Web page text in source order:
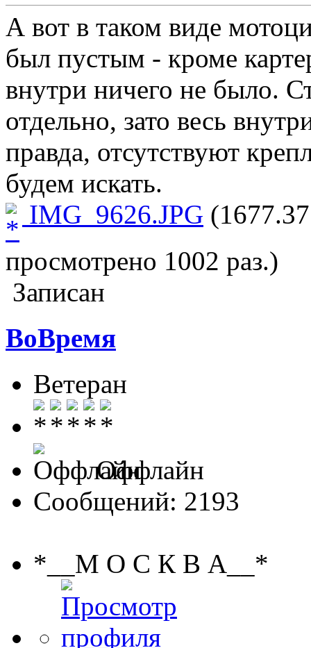
А вот в таком виде
был пустым - кроме
внутри ничего не было.
отдельно, зато весь
правда, отсутствуют
будем искать.
IMG_9626.JPG
просмотрено 1002 раз.)
Записан
ВоВремя
Ветеран
Оффлайн
Сообщений: 2193
*__М О С К В А__*